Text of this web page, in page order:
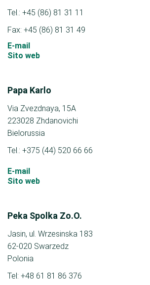
Tel.: +45 (86) 81 31 11
Fax: +45 (86) 81 31 49
E-mail
Sito web
Papa Karlo
Via Zvezdnaya, 15A
223028 Zhdanovichi
Bielorussia
Tel.: +375 (44) 520 66 66
E-mail
Sito web
Peka Spolka Zo.O.
Jasin, ul. Wrzesinska 183
62-020 Swarzedz
Polonia
Tel: +48 61 81 86 376